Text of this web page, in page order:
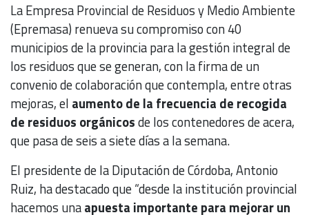
La Empresa Provincial de Residuos y Medio Ambiente
(Epremasa) renueva su compromiso con 40
municipios de la provincia para la gestión integral de
los residuos que se generan, con la firma de un
convenio de colaboración que contempla, entre otras
mejoras, el aumento de la frecuencia de recogida
de residuos orgánicosde los contenedores de acera,
que pasa de seis a siete días a la semana.
El presidente de la Diputación de Córdoba, Antonio
Ruiz, ha destacado que “desde la institución provincial
hacemos unaapuesta importante para mejorar un